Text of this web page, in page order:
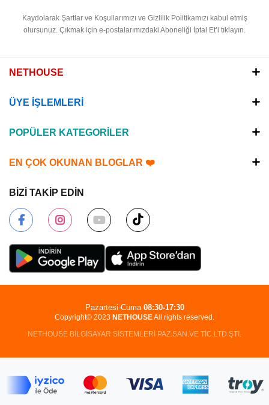
Kaydolarak Şartlar ve Koşullarımızı ve Gizlilik Politikamızı kabul etmiş
olursunuz. Çıkmak için e-postalarımızdaki Aboneliği İptal Et’i tıklayın.
NETHOUSE
ÜYE İŞLEMLERİ
POPÜLER KATEGORİLER
EN ÇOK OKUNAN BLOGLAR ❤️
BİZİ TAKİP EDİN
Copyright© 2023 NETHOUSEAll rights reserved.
NETHOUSE BİLGİSAYAR SİSTEMLERİ PAZ.SAN.VE TİC.LTD.ŞTİ.
Pazartesi-Cuma 08:30-17:30